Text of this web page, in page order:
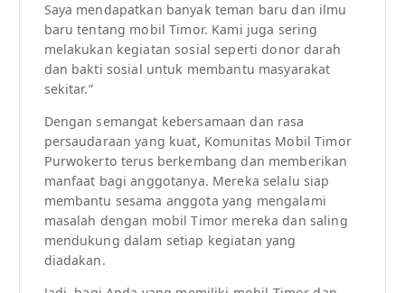
Saya mendapatkan banyak teman baru dan ilmu
baru tentang mobil Timor. Kami juga sering
melakukan kegiatan sosial seperti donor darah
dan bakti sosial untuk membantu masyarakat
sekitar.”
Dengan semangat kebersamaan dan rasa
persaudaraan yang kuat, Komunitas Mobil Timor
Purwokerto terus berkembang dan memberikan
manfaat bagi anggotanya. Mereka selalu siap
membantu sesama anggota yang mengalami
masalah dengan mobil Timor mereka dan saling
mendukung dalam setiap kegiatan yang
diadakan.